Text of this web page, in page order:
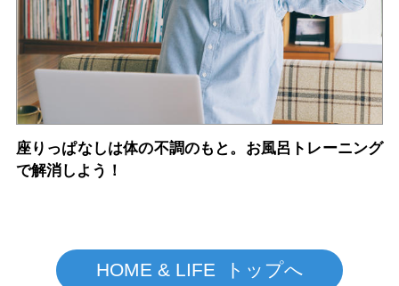
座りっぱなしは体の不調のもと。お風呂トレーニング
で解消しよう！
HOME & LIFE トップへ